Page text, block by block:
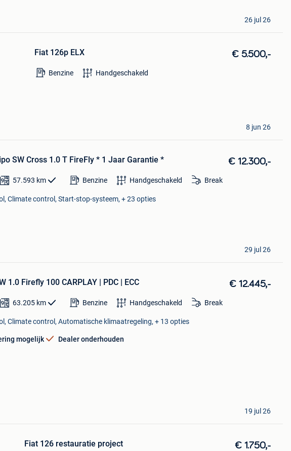
26 jul 26
Fiat 126p ELX € 5.500,-
Benzine Handgeschakeld
8 jun 26
SW Cross 1.0 T FireFly * 1 Jaar Garantie * € 12.300,-
57.593 km Benzine Handgeschakeld Break
Climate control, Start-stop-systeem, + 23 opties
29 jul 26
1.0 Firefly 100 CARPLAY | PDC | ECC € 12.445,-
63.205 km Benzine Handgeschakeld Break
Climate control, Automatische klimaatregeling, + 13 opties
mogelijk Dealer onderhouden
19 jul 26
Fiat 126 restauratie project € 1.750,-